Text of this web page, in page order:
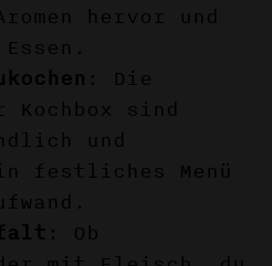
hervor und
: Die
Kochbox sind
und
festliches Menü
: Ob